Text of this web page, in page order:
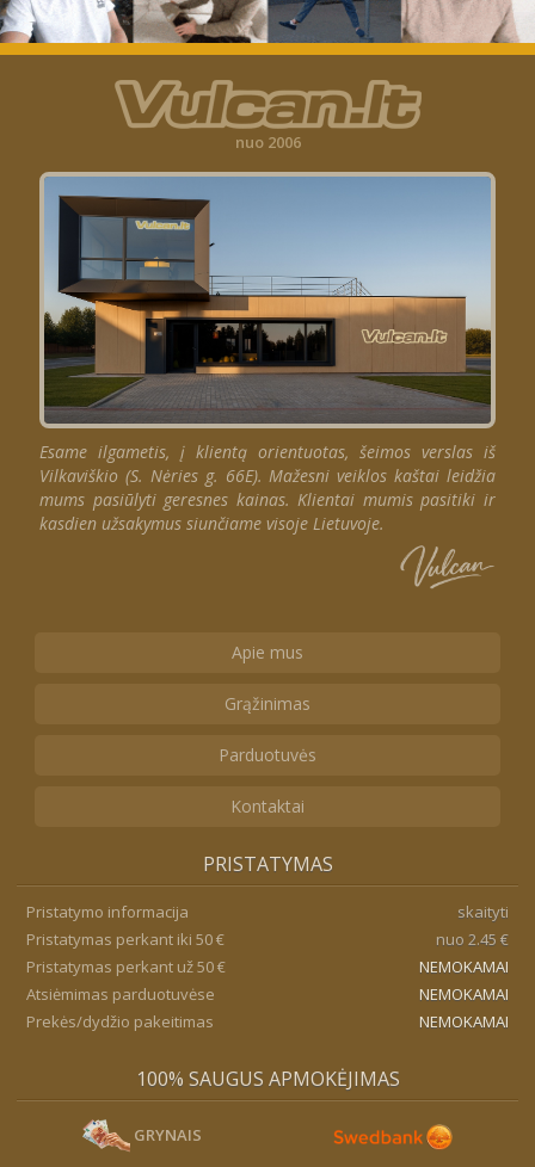
nuo 2006
Esame ilgametis, į klientą orientuotas, šeimos verslas iš
Vilkaviškio (S. Nėries g. 66E). Mažesni veiklos kaštai leidžia
mums pasiūlyti geresnes kainas. Klientai mumis pasitiki ir
kasdien užsakymus siunčiame visoje Lietuvoje.
Apie mus
Grąžinimas
Parduotuvės
Kontaktai
PRISTATYMAS
Pristatymo informacija
skaityti
Pristatymas perkant iki 50 €
nuo 2.45 €
Pristatymas perkant už 50 €
NEMOKAMAI
Atsiėmimas parduotuvėse
NEMOKAMAI
Prekės/dydžio pakeitimas
NEMOKAMAI
100% SAUGUS APMOKĖJIMAS
GRYNAIS